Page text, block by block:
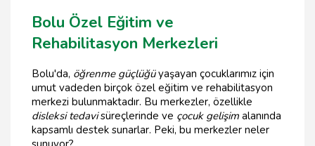
Bolu Özel Eğitim ve
Rehabilitasyon Merkezleri
Bolu'da, öğrenme güçlüğüyaşayan çocuklarımız için
umut vadeden birçok özel eğitim ve rehabilitasyon
merkezi bulunmaktadır. Bu merkezler, özellikle
disleksi tedavisüreçlerinde ve çocuk gelişim alanında
kapsamlı destek sunarlar. Peki, bu merkezler neler